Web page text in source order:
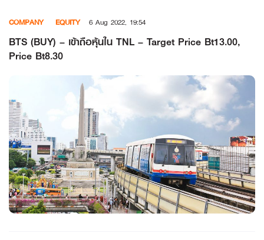
content
COMPANY EQUITY 6 Aug 2022, 19:54
BTS (BUY) – เข้าถือหุ้นใน TNL – Target Price Bt13.00,
Price Bt8.30